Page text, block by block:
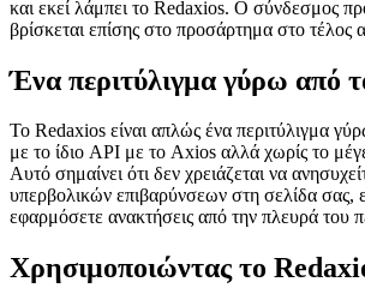
Φυσικά θα μπορούσα να χρησιμοποιήσω την
περιήγησης. Αλλά η εργονομία του Axios
και εκεί λάμπει το Redaxios. Ο σύνδεσμος
Ένα περιτύλιγμα γύρω από
Το Redaxios είναι απλώς ένα περιτύλιγμα
Αυτό σημαίνει ότι δεν χρειάζεται να
υπερβολικών επιβαρύνσεων στη σελίδα σας,